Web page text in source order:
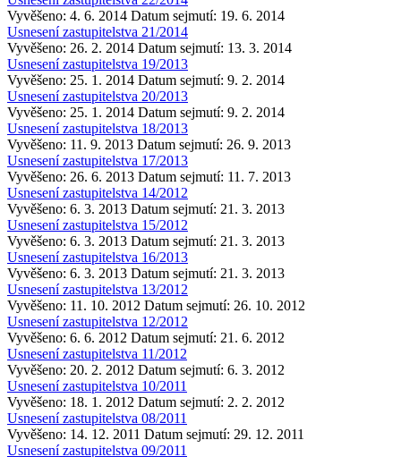
Vyvěšeno: 4. 6. 2014 Datum sejmutí: 19. 6. 2014
Usnesení zastupitelstva 21/2014
Vyvěšeno: 26. 2. 2014 Datum sejmutí: 13. 3. 2014
Usnesení zastupitelstva 19/2013
Vyvěšeno: 25. 1. 2014 Datum sejmutí: 9. 2. 2014
Usnesení zastupitelstva 20/2013
Vyvěšeno: 25. 1. 2014 Datum sejmutí: 9. 2. 2014
Usnesení zastupitelstva 18/2013
Vyvěšeno: 11. 9. 2013 Datum sejmutí: 26. 9. 2013
Usnesení zastupitelstva 17/2013
Vyvěšeno: 26. 6. 2013 Datum sejmutí: 11. 7. 2013
Usnesení zastupitelstva 14/2012
Vyvěšeno: 6. 3. 2013 Datum sejmutí: 21. 3. 2013
Usnesení zastupitelstva 15/2012
Vyvěšeno: 6. 3. 2013 Datum sejmutí: 21. 3. 2013
Usnesení zastupitelstva 16/2013
Vyvěšeno: 6. 3. 2013 Datum sejmutí: 21. 3. 2013
Usnesení zastupitelstva 13/2012
Vyvěšeno: 11. 10. 2012 Datum sejmutí: 26. 10. 2012
Usnesení zastupitelstva 12/2012
Vyvěšeno: 6. 6. 2012 Datum sejmutí: 21. 6. 2012
Usnesení zastupitelstva 11/2012
Vyvěšeno: 20. 2. 2012 Datum sejmutí: 6. 3. 2012
Usnesení zastupitelstva 10/2011
Vyvěšeno: 18. 1. 2012 Datum sejmutí: 2. 2. 2012
Usnesení zastupitelstva 08/2011
Vyvěšeno: 14. 12. 2011 Datum sejmutí: 29. 12. 2011
Usnesení zastupitelstva 09/2011